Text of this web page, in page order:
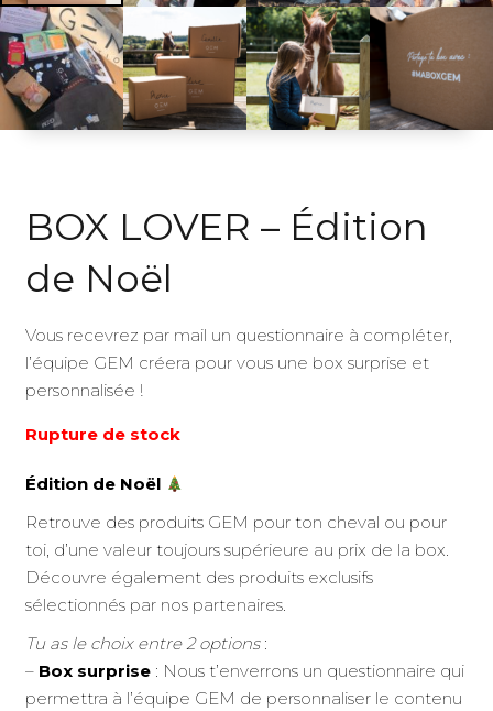
BOX LOVER – Édition
de Noël
Vous recevrez par mail un questionnaire à compléter,
l’équipe GEM créera pour vous une box surprise et
personnalisée !
Rupture de stock
Édition de Noël
Retrouve des produits GEM pour ton cheval ou pour
toi, d’une valeur toujours supérieure au prix de la box.
Découvre également des produits exclusifs
sélectionnés par nos partenaires.
Tu as le choix entre 2 options:
– Box surprise: Nous t’enverrons un questionnaire qui
permettra à l’équipe GEM de personnaliser le contenu